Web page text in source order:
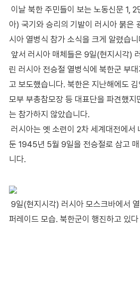
이날 북한 주민들이 보는 노동신문 1,
아) 국기와 승리의 기발이 러시아 붉은
시아 열병식 참가 소식을 크게 알렸습니
앞서 러시아 매체들은 9일(현지시각)
린 러시아 전승절 열병식에 북한군 부
고 보도했습니다. 북한은 지난해에도
모부 부총참모장 등 대표단을 파견했지
는 참가하지 않았습니다.
러시아는 옛 소련이 2차 세계대전에서
둔 1945년 5월 9일을 전승절로 삼고
니다.
9일(현지시각) 러시아 모스크바에서
퍼레이드 모습. 북한군이 행진하고 있